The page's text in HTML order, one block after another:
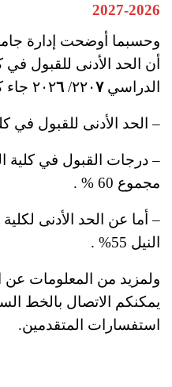
2026-2027
وحسبما أوضحت إدارة
أن الحد الأدنى للقبول في
الدراسي ٢٢٠٧ / ٢٠٢ ٦ جاء
– الحد الأدنى للقبول في
– درجات القبول في كلية
مجموع 60 %؜ .
– أما عن الحد الأدنى
النيل 55%؜ .
ولمزيد من المعلومات عن
استفسارات المتقدمين.